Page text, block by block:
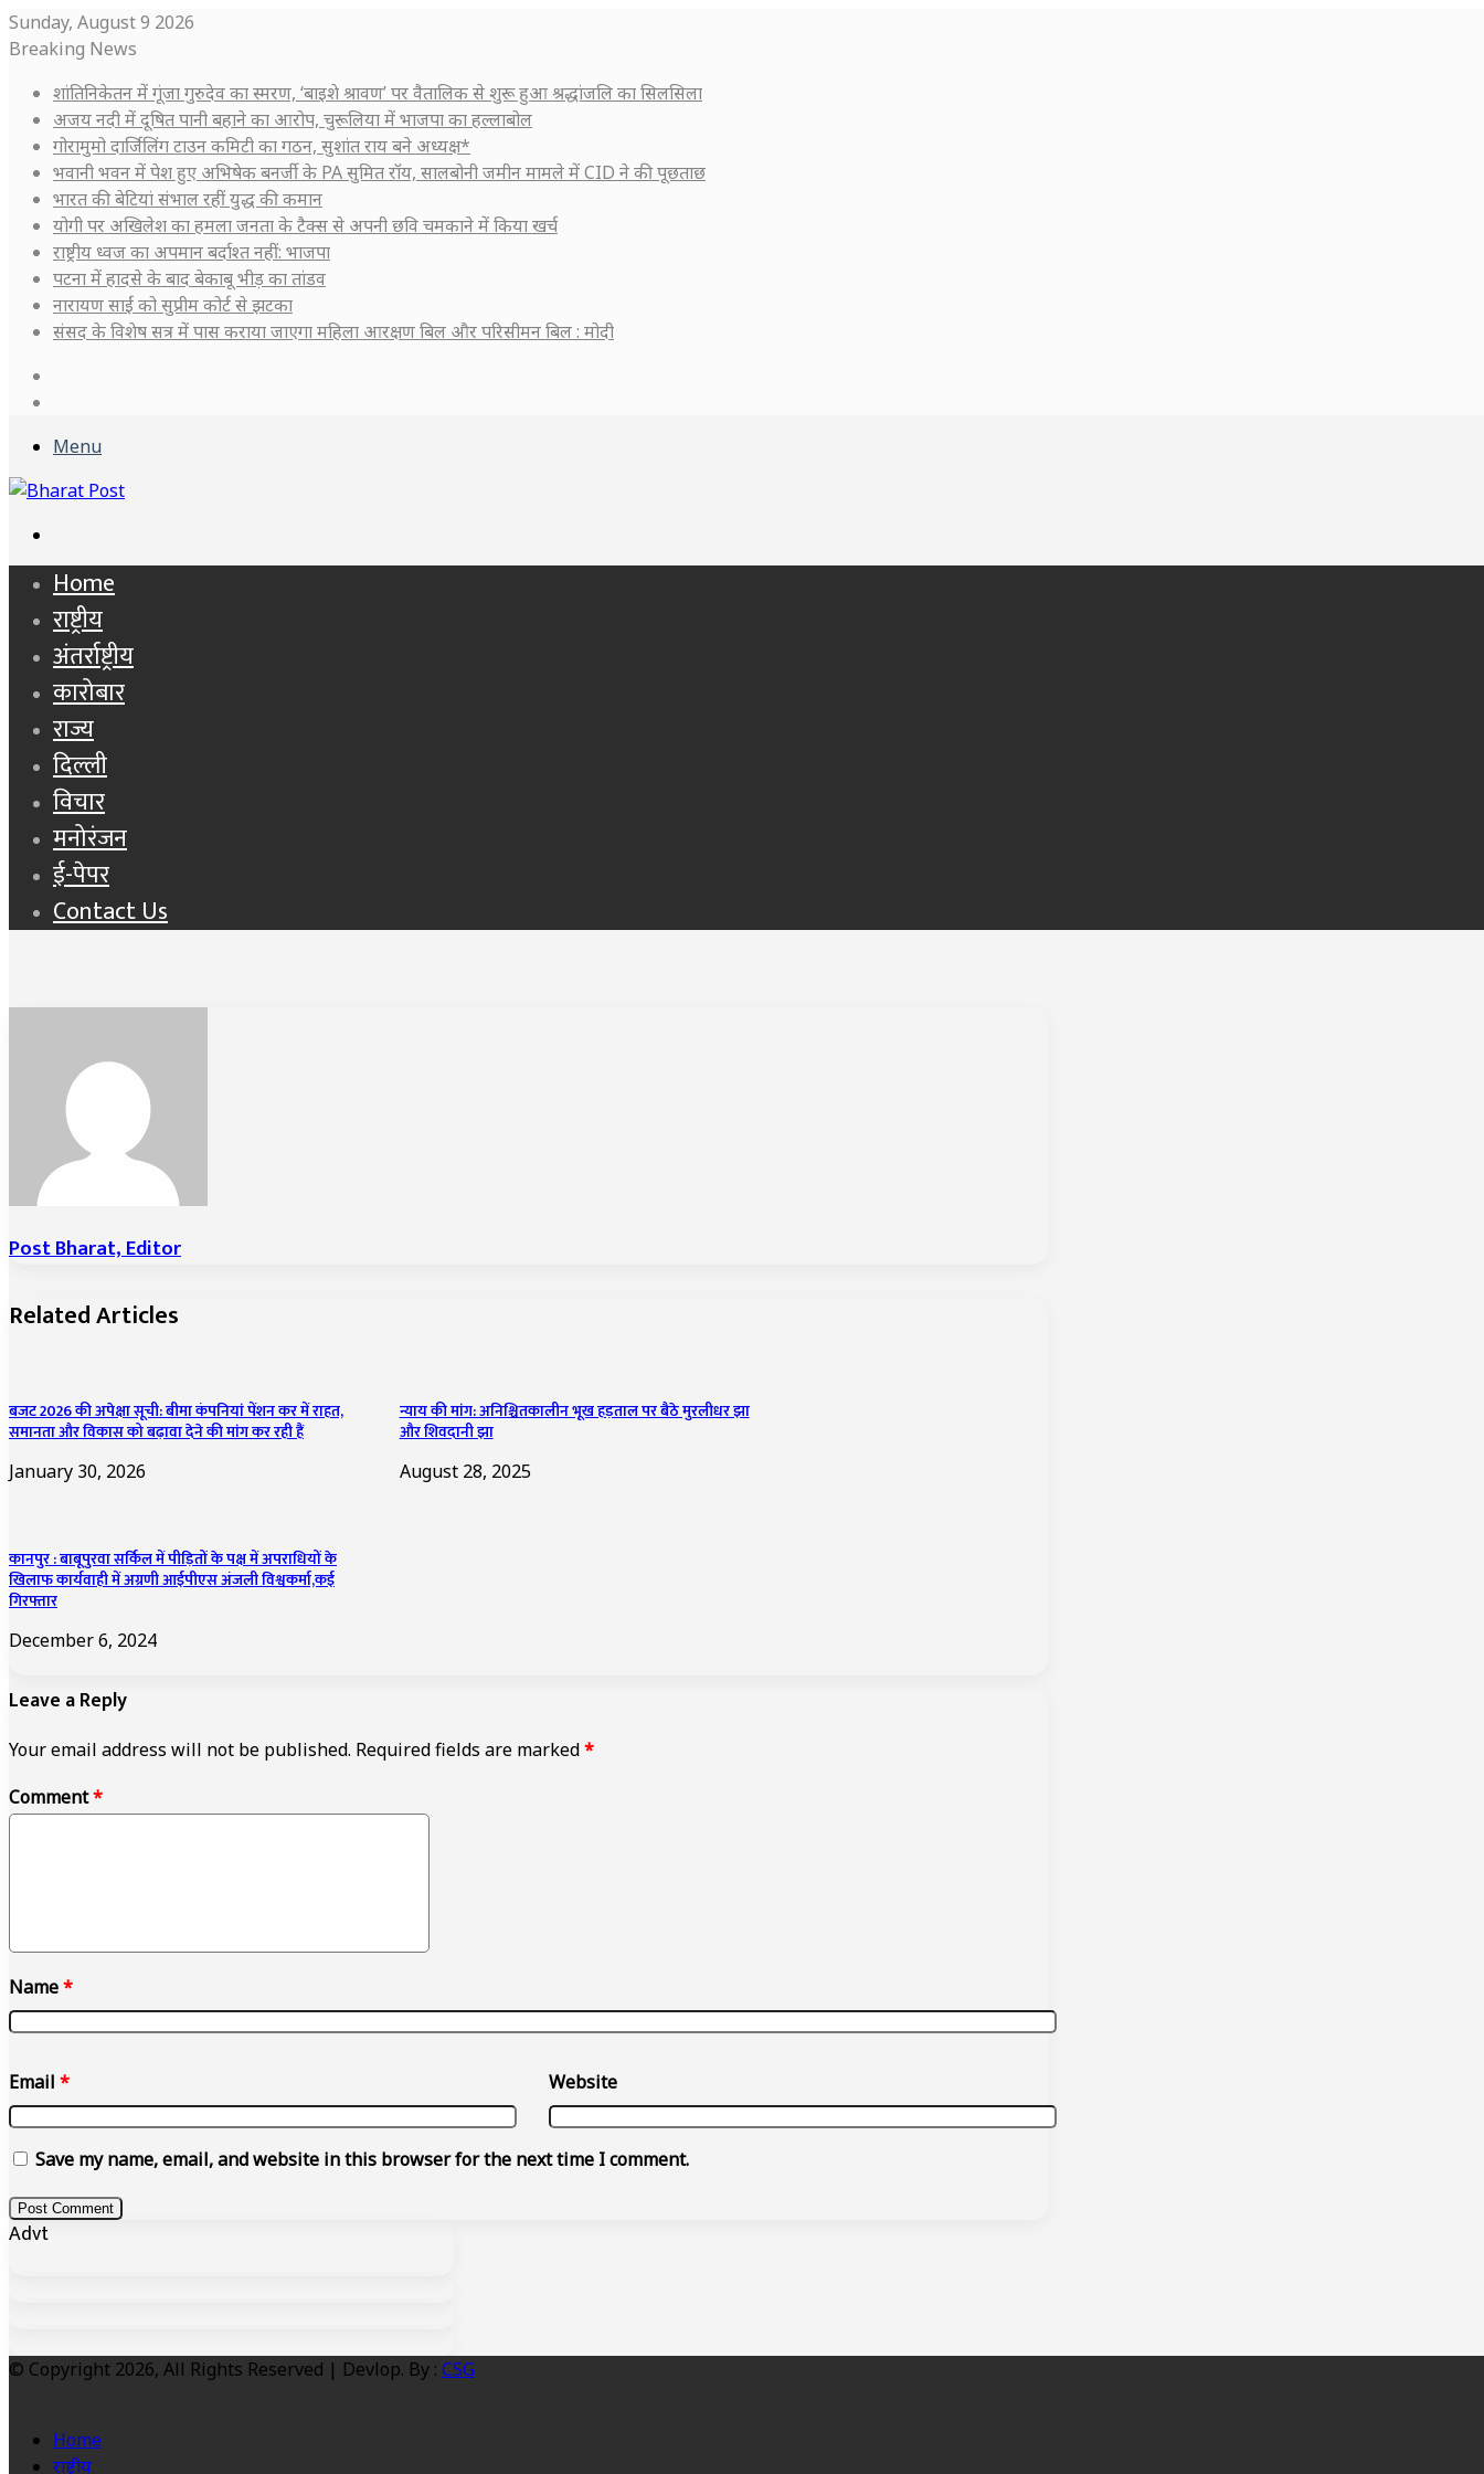
Sunday, August 9 2026
Breaking News
शांतिनिकेतन में गूंजा गुरुदेव का स्मरण, ‘बाइशे श्रावण’ पर वैतालिक से शुरू हुआ श्रद्धांजलि का सिलसिला
अजय नदी में दूषित पानी बहाने का आरोप, चुरूलिया में भाजपा का हल्लाबोल
गोरामुमो दार्जिलिंग टाउन कमिटी का गठन, सुशांत राय बने अध्यक्ष*
भवानी भवन में पेश हुए अभिषेक बनर्जी के PA सुमित रॉय, सालबोनी जमीन मामले में CID ने की पूछताछ
भारत की बेटियां संभाल रहीं युद्ध की कमान
योगी पर अखिलेश का हमला जनता के टैक्स से अपनी छवि चमकाने में किया खर्च
राष्ट्रीय ध्वज का अपमान बर्दाश्त नहीं: भाजपा
पटना में हादसे के बाद बेकाबू भीड़ का तांडव
नारायण साईं को सुप्रीम कोर्ट से झटका
संसद के विशेष सत्र में पास कराया जाएगा महिला आरक्षण बिल और परिसीमन बिल : मोदी
Menu
for
Home
राष्ट्रीय
अंतर्राष्ट्रीय
कारोबार
राज्य
दिल्ली
विचार
मनोरंजन
ई-पेपर
Contact Us
Post Bharat, Editor
Related Articles
बजट 2026 की अपेक्षा सूची: बीमा कंपनियां पेंशन कर में राहत,
समानता और विकास को बढ़ावा देने की मांग कर रही हैं
January 30, 2026
न्याय की मांग: अनिश्चितकालीन भूख हड़ताल पर बैठे मुरलीधर झा
और शिवदानी झा
August 28, 2025
कानपुर : बाबूपुरवा सर्किल में पीड़ितों के पक्ष में अपराधियों के
खिलाफ कार्यवाही में अग्रणी आईपीएस अंजली विश्वकर्मा,कई
गिरफ्तार
December 6, 2024
Leave a Reply
Your email address will not be published. Required fields are marked*
Comment*
Name*
Email * Website
Save my name, email, and website in this browser for the next time I comment.
Advt
© Copyright 2026, All Rights Reserved | Devlop. By : CSG
Home
राष्ट्रीय